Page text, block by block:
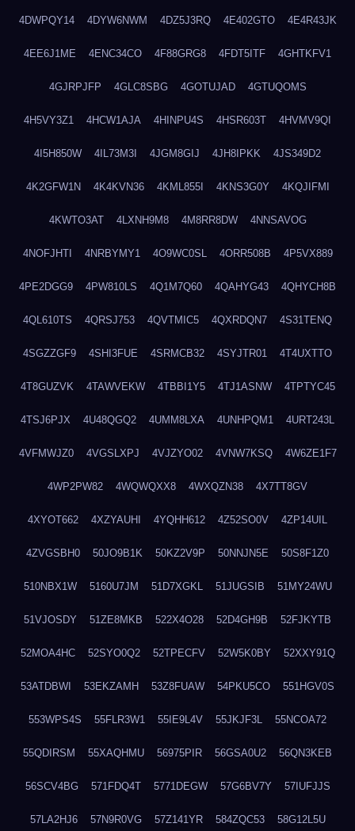
4DWPQY14 4DYW6NWM 4DZ5J3RQ 4E402GTO 4E4R43JK
4EE6J1ME 4ENC34CO 4F88GRG8 4FDT5ITF 4GHTKFV1
4GJRPJFP 4GLC8SBG 4GOTUJAD 4GTUQOMS
4H5VY3Z1 4HCW1AJA 4HINPU4S 4HSR603T 4HVMV9QI
4I5H850W 4IL73M3I 4JGM8GIJ 4JH8IPKK 4JS349D2
4K2GFW1N 4K4KVN36 4KML855I 4KNS3G0Y 4KQJIFMI
4KWTO3AT 4LXNH9M8 4M8RR8DW 4NNSAVOG
4NOFJHTI 4NRBYMY1 4O9WC0SL 4ORR508B 4P5VX889
4PE2DGG9 4PW810LS 4Q1M7Q60 4QAHYG43 4QHYCH8B
4QL610TS 4QRSJ753 4QVTMIC5 4QXRDQN7 4S31TENQ
4SGZZGF9 4SHI3FUE 4SRMCB32 4SYJTR01 4T4UXTTO
4T8GUZVK 4TAWVEKW 4TBBI1Y5 4TJ1ASNW 4TPTYC45
4TSJ6PJX 4U48QGQ2 4UMM8LXA 4UNHPQM1 4URT243L
4VFMWJZ0 4VGSLXPJ 4VJZYO02 4VNW7KSQ 4W6ZE1F7
4WP2PW82 4WQWQXX8 4WXQZN38 4X7TT8GV
4XYOT662 4XZYAUHI 4YQHH612 4Z52SO0V 4ZP14UIL
4ZVGSBH0 50JO9B1K 50KZ2V9P 50NNJN5E 50S8F1Z0
510NBX1W 5160U7JM 51D7XGKL 51JUGSIB 51MY24WU
51VJOSDY 51ZE8MKB 522X4O28 52D4GH9B 52FJKYTB
52MOA4HC 52SYO0Q2 52TPECFV 52W5K0BY 52XXY91Q
53ATDBWI 53EKZAMH 53Z8FUAW 54PKU5CO 551HGV0S
553WPS4S 55FLR3W1 55IE9L4V 55JKJF3L 55NCOA72
55QDIRSM 55XAQHMU 56975PIR 56GSA0U2 56QN3KEB
56SCV4BG 571FDQ4T 5771DEGW 57G6BV7Y 57IUFJJS
57LA2HJ6 57N9R0VG 57Z141YR 584ZQC53 58G12L5U